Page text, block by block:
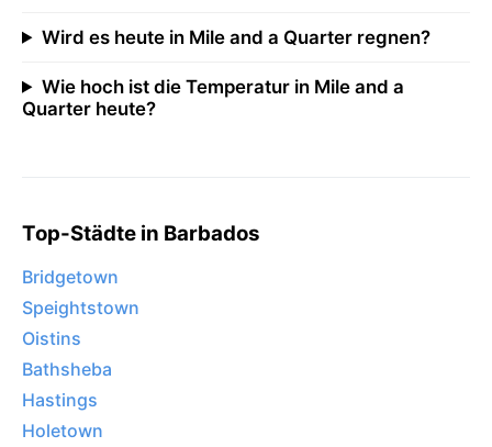
Wird es heute in Mile and a Quarter regnen?
Wie hoch ist die Temperatur in Mile and a
Quarter heute?
Top-Städte in Barbados
Bridgetown
Speightstown
Oistins
Bathsheba
Hastings
Holetown